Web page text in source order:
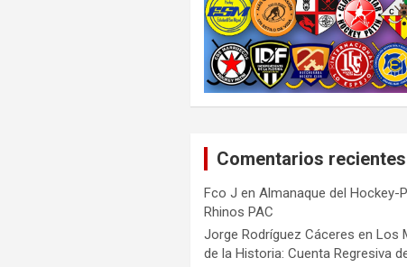
Comentarios recientes
Fco J enAlmanaque del Hockey-
Rhinos PAC
Jorge Rodríguez Cáceres enLos
de la Historia: Cuenta Regresiva